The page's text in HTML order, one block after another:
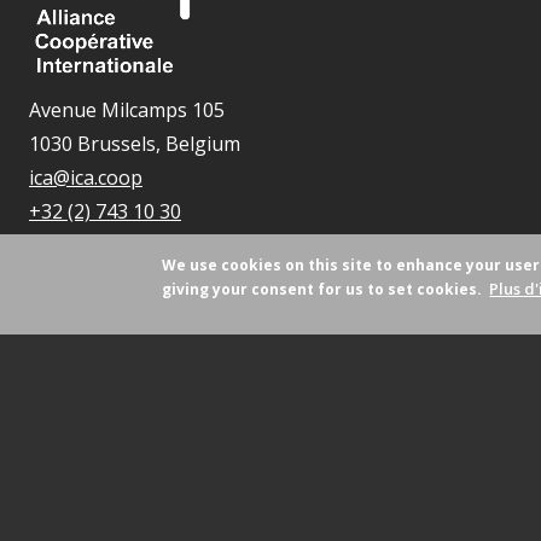
Avenue Milcamps 105
1030 Brussels, Belgium
ica@ica.coop
+32 (2) 743 10 30
We use cookies on this site to enhance your
giving your consent for us to set cookies. Plus